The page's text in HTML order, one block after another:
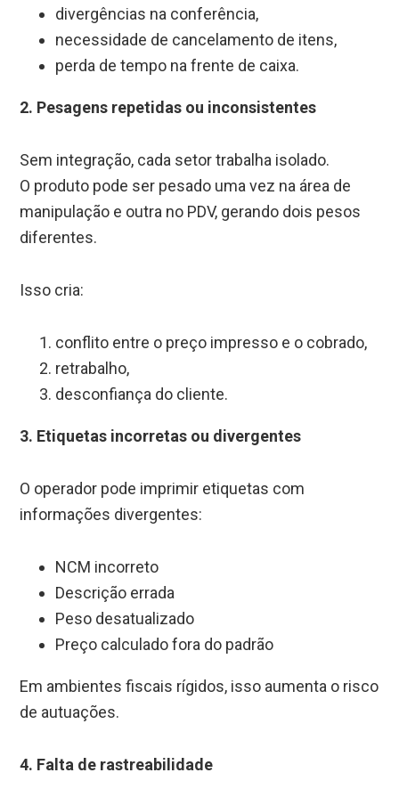
divergências na conferência,
necessidade de cancelamento de itens,
perda de tempo na frente de caixa.
2. Pesagens repetidas ou inconsistentes
Sem integração, cada setor trabalha isolado.
O produto pode ser pesado uma vez na área de
manipulação e outra no PDV, gerando dois pesos
diferentes.
Isso cria:
conflito entre o preço impresso e o cobrado,
retrabalho,
desconfiança do cliente.
3. Etiquetas incorretas ou divergentes
O operador pode imprimir etiquetas com
informações divergentes:
NCM incorreto
Descrição errada
Peso desatualizado
Preço calculado fora do padrão
Em ambientes fiscais rígidos, isso aumenta o risco
de autuações.
4. Falta de rastreabilidade